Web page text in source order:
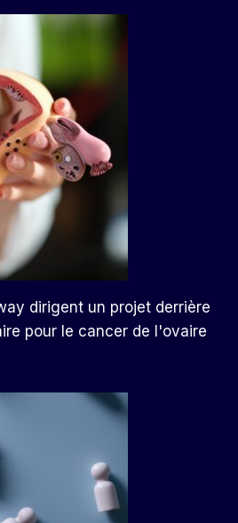
dirigent un projet derrière
pour le cancer de l'ovaire